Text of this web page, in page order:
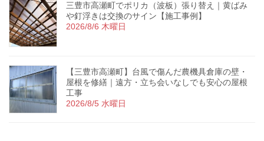
三豊市高瀬町でポリカ（波板）張り替え｜黄ばみ
や釘浮きは交換のサイン【施工事例】
2026/8/6 木曜日
【三豊市高瀬町】台風で傷んだ農機具倉庫の壁・
屋根を修繕｜遠方・立ち会いなしでも安心の屋根
工事
2026/8/5 水曜日